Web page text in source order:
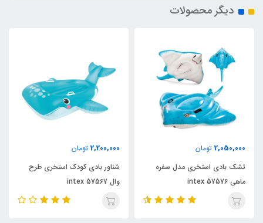
دیگر محصولات
2,050,000 تومان
تشک بادی استخری مدل سفره
ماهی intex 57576
2,200,000 تومان
شناور بادی کودک استخری طرح
وال intex 57567